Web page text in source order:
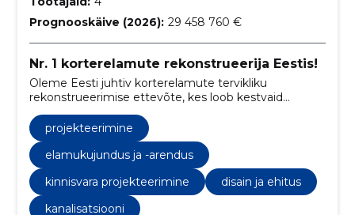
Prognooskäive (2026): 29 458 760 €
Nr. 1 korterelamute rekonstrueerija Eestis!
Oleme Eesti juhtiv korterelamute tervikliku
rekonstrueerimise ettevõte, kes loob kestvaid
parandamiseks.
projekteerimine
elamukujundus ja -arendus
kinnisvara projekteerimine
disain ja ehitus
kanalisatsiooni